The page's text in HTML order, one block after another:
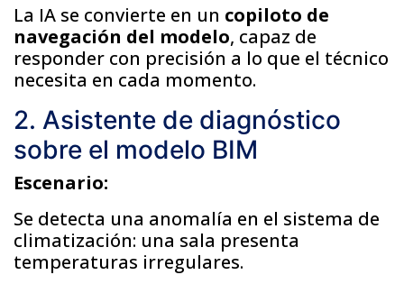
La IA se convierte en un copiloto de
navegación del modelo, capaz de
responder con precisión a lo que el técnico
necesita en cada momento.
2. Asistente de diagnóstico
sobre el modelo BIM
Escenario:
Se detecta una anomalía en el sistema de
climatización: una sala presenta
temperaturas irregulares.